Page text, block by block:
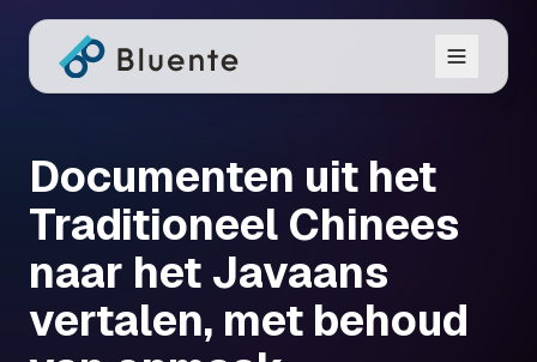
Documenten uit het
Traditioneel Chinees
naar het Javaans
vertalen, met behoud